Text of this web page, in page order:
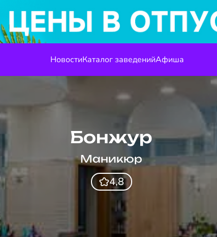
НовостиКаталог заведенийАфиша
Бонжур
Маникюр
4,8